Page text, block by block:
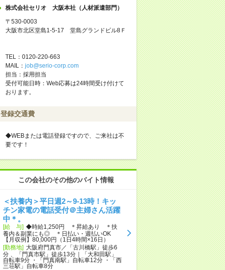
株式会社セリオ 大阪本社（人材派遣部門）
〒530-0003
大阪市北区堂島1-5-17 堂島グランドビル8Ｆ
TEL：0120-220-663
MAIL： job@serio-corp.com
担当：採用担当
受付可能日時：Web応募は24時間受け付けて
おります。
登録交通費
◆WEBまたは電話登録ですので、ご来社は不
要です！
この会社のその他のバイト情報
＜扶養内＞平日週2～9-13時！キッ
チン家電の電話受付＠主婦さん活躍
中＊。
[給 与] ◆時給1,250円 ＊昇給あり ＊扶
養内＆副業にも◎ ＊日払い・週払いOK
【月収例】80,000円（1日4時間×16日）
[勤務地] 大阪府門真市／「古川橋駅」徒歩6
分 、「門真市駅」徒歩13分｜「大和田駅」
自転車9分 ・「門真南駅」自転車12分 ・「西
三荘駅」自転車8分